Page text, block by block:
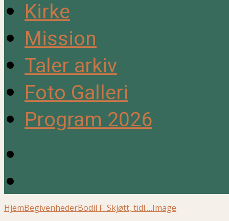
Kirke
Mission
Taler arkiv
Foto Galleri
Program 2026
HjemBegivenhederBodil F. Skjøtt, tidl.…Image